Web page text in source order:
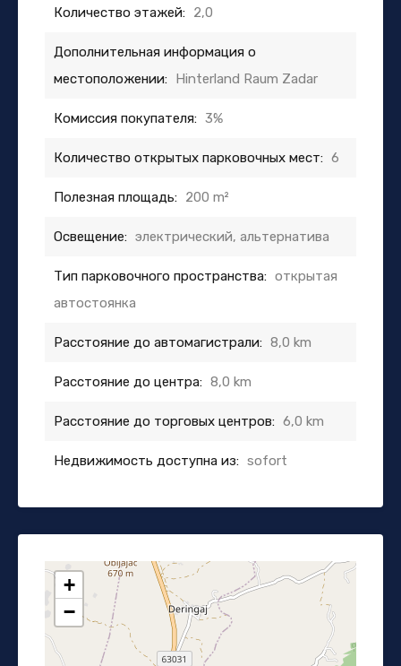
Количество этажей: 2,0
Дополнительная информация о
местоположении: Hinterland Raum Zadar
Комиссия покупателя: 3%
Количество открытых парковочных мест: 6
Полезная площадь: 200 m²
Освещение: электрический, альтернатива
Тип парковочного пространства: открытая
автостоянка
Расстояние до автомагистрали: 8,0 km
Расстояние до центра: 8,0 km
Расстояние до торговых центров: 6,0 km
Недвижимость доступна из: sofort
+
−